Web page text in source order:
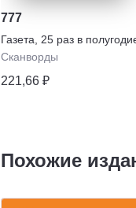
777
Газета
25 раз в
Сканворды
221,66 ₽
Похожие